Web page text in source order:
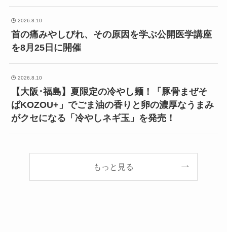
2026.8.10
首の痛みやしびれ、その原因を学ぶ公開医学講座
を8月25日に開催
2026.8.10
【大阪･福島】夏限定の冷やし麺！「豚骨まぜそ
ばKOZOU+」でごま油の香りと卵の濃厚なうまみ
がクセになる「冷やしネギ玉」を発売！
もっと見る